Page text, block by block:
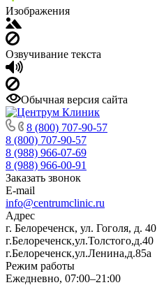
Изображения
Озвучивание текста
Обычная версия сайта
8 (800) 707-90-57
8 (800) 707-90-57
8 (988) 966-07-69
8 (988) 966-00-91
Заказать звонок
E-mail
info@centrumclinic.ru
Адрес
г. Белореченск, ул. Гоголя, д. 40
г.Белореченск,ул.Толстого,д.40
г.Белореченск,ул.Ленина,д.85а
Режим работы
Ежедневно, 07:00–21:00